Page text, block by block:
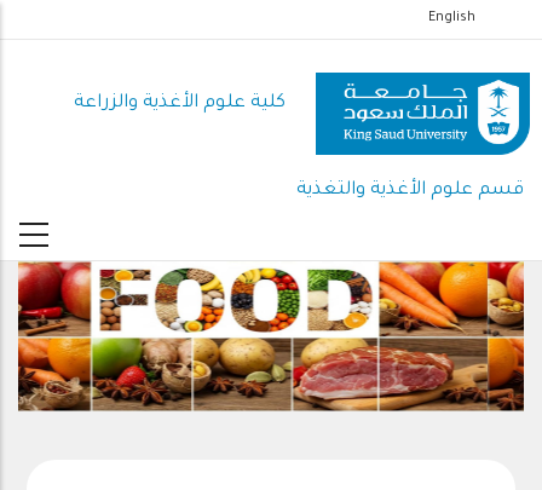
إلى
المحتوى
الرئيسي
English
كلية علوم الأغذية والزراعة
قسم علوم الأغذية والتغذية